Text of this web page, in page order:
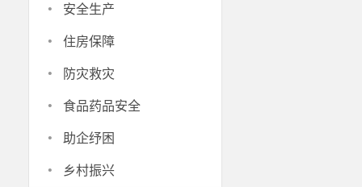
· 安全生产
· 住房保障
· 防灾救灾
· 食品药品安全
· 助企纾困
· 乡村振兴